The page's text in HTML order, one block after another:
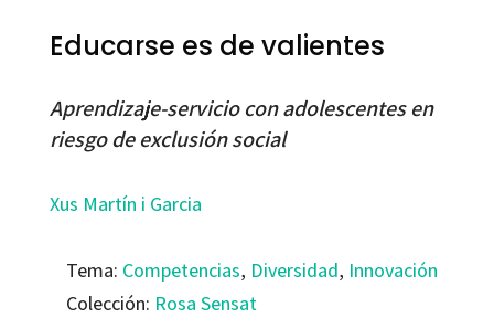
Educarse es de valientes
Aprendizaje-servicio con adolescentes en
riesgo de exclusión social
Xus Martín i Garcia
Tema: Competencias, Diversidad, Innovación
Colección: Rosa Sensat